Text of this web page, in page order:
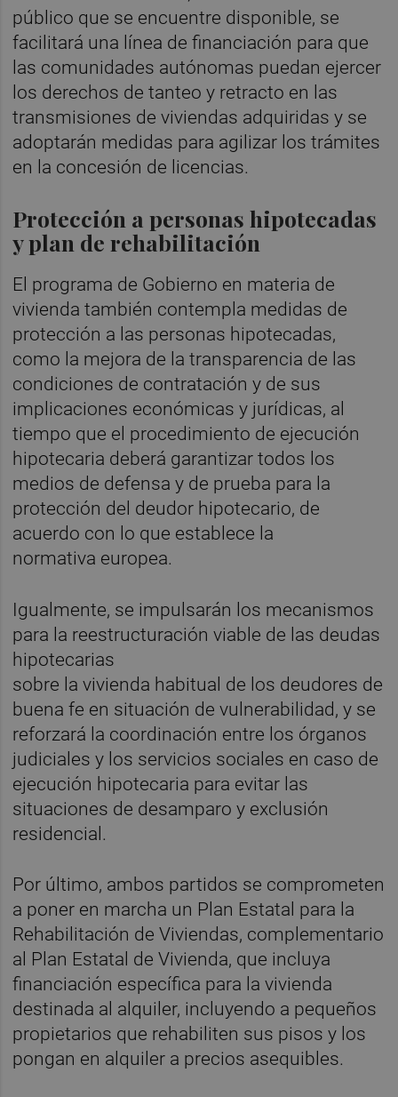
público que se encuentre disponible, se
facilitará una línea de financiación para que
las comunidades autónomas puedan ejercer
los derechos de tanteo y retracto en las
transmisiones de viviendas adquiridas y se
adoptarán medidas para agilizar los trámites
en la concesión de licencias.
Protección a personas hipotecadas
y plan de rehabilitación
El programa de Gobierno en materia de
vivienda también contempla medidas de
protección a las personas hipotecadas,
como la mejora de la transparencia de las
condiciones de contratación y de sus
implicaciones económicas y jurídicas, al
tiempo que el procedimiento de ejecución
hipotecaria deberá garantizar todos los
medios de defensa y de prueba para la
protección del deudor hipotecario, de
acuerdo con lo que establece la
normativa europea.
Igualmente, se impulsarán los mecanismos
para la reestructuración viable de las deudas
hipotecarias
sobre la vivienda habitual de los deudores de
buena fe en situación de vulnerabilidad, y se
reforzará la coordinación entre los órganos
judiciales y los servicios sociales en caso de
ejecución hipotecaria para evitar las
situaciones de desamparo y exclusión
residencial.
Por último, ambos partidos se comprometen
a poner en marcha un Plan Estatal para la
Rehabilitación de Viviendas, complementario
al Plan Estatal de Vivienda, que incluya
financiación específica para la vivienda
destinada al alquiler, incluyendo a pequeños
propietarios que rehabiliten sus pisos y los
pongan en alquiler a precios asequibles.